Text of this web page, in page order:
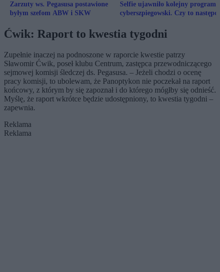
Zarzuty ws. Pegasusa postawione
byłym szefom ABW i SKW
Selfie ujawniło kolejny program
cyberszpiegowski. Czy to
Ćwik: Raport to kwestia tygodni
Zupełnie inaczej na podnoszone w raporcie kwestie patrzy
Sławomir Ćwik, poseł klubu Centrum, zastępca przewodniczącego
sejmowej komisji śledczej ds. Pegasusa. – Jeżeli chodzi o ocenę
pracy komisji, to ubolewam, że Panoptykon nie poczekał na raport
końcowy, z którym by się zapoznał i do którego mógłby się odnieść.
Myślę, że raport wkrótce będzie udostępniony, to kwestia tygodni –
zapewnia.
Reklama
Reklama